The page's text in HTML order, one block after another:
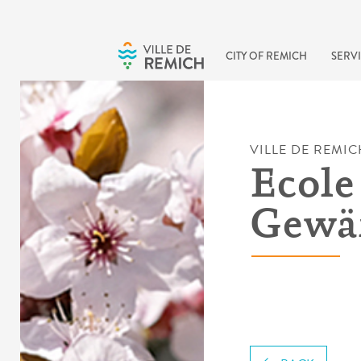
CITY OF REMICH
VILLE DE
Ecole